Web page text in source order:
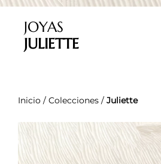
JOYAS
JULIETTE
Inicio / Colecciones / Juliette